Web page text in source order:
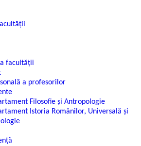
facultății
a profesorilor
Filosofie şi Antropologie
Istoria Românilor, Universală şi